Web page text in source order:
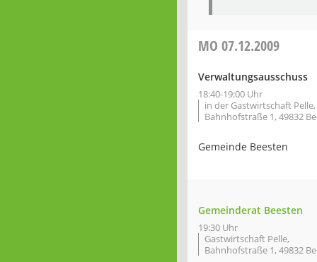
MO 07.12.2009
Verwaltungsausschuss
18:40-19:00 Uhr
in der Gastwirtschaft Pelle,
Bahnhofstraße 1, 49832
Gemeinde Beesten
Gemeinderat Beesten
19:30 Uhr
Gastwirtschaft Pelle,
Bahnhofstraße 1, 49832